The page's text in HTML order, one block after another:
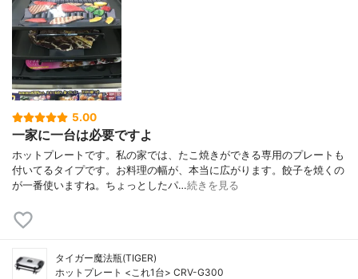
5.00
一家に一台は必要ですよ
ホットプレートです。私の家では、たこ焼きができる専用のプレートも
付いてるタイプです。お料理の幅が、本当に広がります。餃子を焼くの
が一番使いますね。ちょっとしたパ…続きを見る
タイガー魔法瓶(TIGER)
ホットプレート <これ1台> CRV-G300